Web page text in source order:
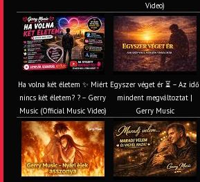
Video)
Ha volna két életem ✨ Miért
nincs két életem? ? – Gerry
Music (Official Music Video)
Egyszer véget ér ⏳ – Az idő
mindent megváltoztat |
Gerry Music